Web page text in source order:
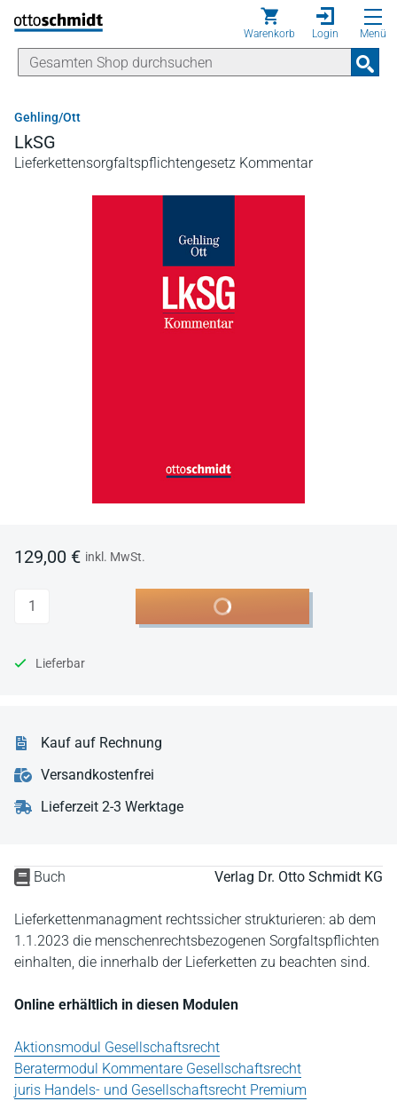
Direkt zum Inhalt
Warenkorb Login Menü
Gehling/Ott
LkSG
Lieferkettensorgfaltspflichtengesetz Kommentar
Buch Verlag Dr. Otto Schmidt KG
Lieferkettenmanagment rechtssicher strukturieren: ab dem
1.1.2023 die menschenrechtsbezogenen Sorgfaltspflichten
einhalten, die innerhalb der Lieferketten zu beachten sind.
Online erhältlich in diesen Modulen
Aktionsmodul Gesellschaftsrecht
Beratermodul Kommentare Gesellschaftsrecht
juris Handels- und Gesellschaftsrecht Premium
129,00 € inkl. MwSt.
Anzahl In den Warenkorb
Lieferbar
Kauf auf Rechnung
Versandkostenfrei
Lieferzeit 2-3 Werktage